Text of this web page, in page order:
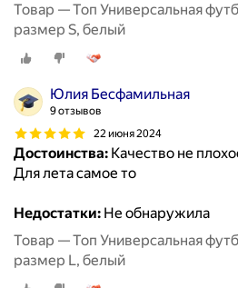
Товар — Топ Универсальная
размер S, белый
Юлия Бесфамильная
9 отзывов
22 июня 2024
Достоинства: Качество не
Для лета самое то
Недостатки: Не обнаружила
Товар — Топ Универсальная
размер L, белый